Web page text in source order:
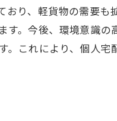
り、軽貨物の需要も
。今後、環境意識の
これにより、個人宅